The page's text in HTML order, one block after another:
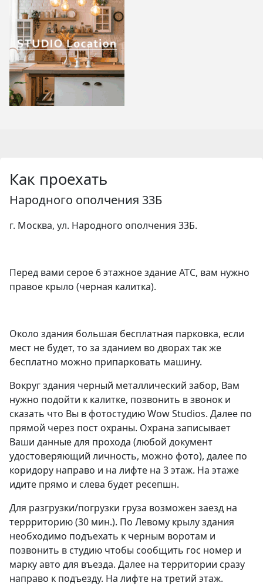
Как проехать
Народного ополчения 33Б
г. Москва, ул. Народного ополчения 33Б.
Перед вами серое 6 этажное здание АТС, вам нужно
правое крыло (черная калитка).
Около здания большая бесплатная парковка, если
мест не будет, то за зданием во дворах так же
бесплатно можно припарковать машину.
Вокруг здания черный металлический забор, Вам
нужно подойти к калитке, позвонить в звонок и
сказать что Вы в фотостудию Wow Studios. Далее по
прямой через пост охраны. Охрана записывает
Ваши данные для прохода (любой документ
удостоверяющий личность, можно фото), далее по
коридору направо и на лифте на 3 этаж. На этаже
идите прямо и слева будет ресепшн.
Для разгрузки/погрузки груза возможен заезд на
террриторию (30 мин.). По Левому крылу здания
необходимо подъехать к черным воротам и
позвонить в студию чтобы сообщить гос номер и
марку авто для въезда. Далее на территории сразу
направо к подъезду. На лифте на третий этаж.